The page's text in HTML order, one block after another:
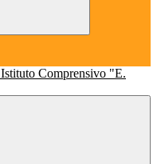
Istituto Comprensivo "E.